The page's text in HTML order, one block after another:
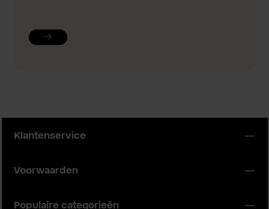
Klantenservice
Voorwaarden
Populaire categorieën